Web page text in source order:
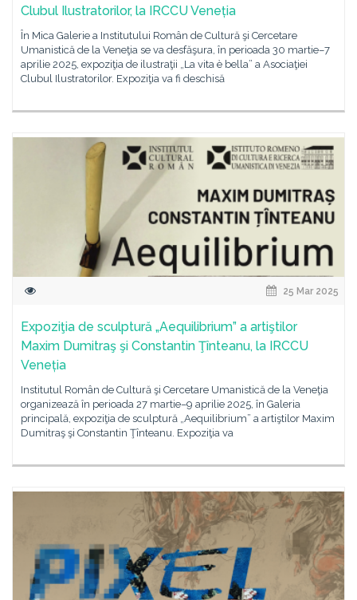
Clubul Ilustratorilor, la IRCCU Veneția
În Mica Galerie a Institutului Român de Cultură şi Cercetare
Umanistică de la Veneţia se va desfăşura, în perioada 30 martie–7
aprilie 2025, expoziţia de ilustraţii „La vita è bella” a Asociaţiei
Clubul Ilustratorilor. Expoziţia va fi deschisă
25 Mar 2025
Expoziţia de sculptură „Aequilibrium” a artiştilor
Maxim Dumitraş şi Constantin Ţînteanu, la IRCCU
Veneția
Institutul Român de Cultură şi Cercetare Umanistică de la Veneţia
organizează în perioada 27 martie–9 aprilie 2025, în Galeria
principală, expoziţia de sculptură „Aequilibrium” a artiştilor Maxim
Dumitraş şi Constantin Ţînteanu. Expoziţia va